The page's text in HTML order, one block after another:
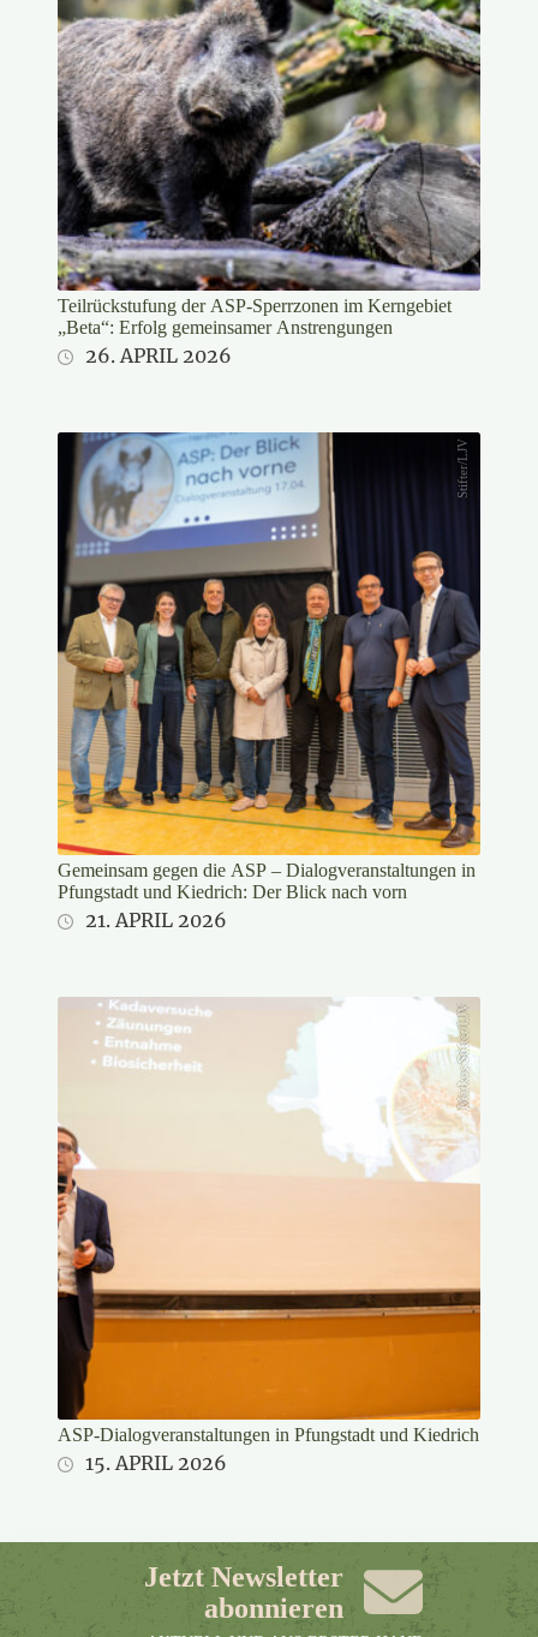
Teilrückstufung der ASP-Sperrzonen im Kerngebiet
„Beta“: Erfolg gemeinsamer Anstrengungen
26. APRIL 2026
Stifter/LJV
Gemeinsam gegen die ASP – Dialogveranstaltungen in
Pfungstadt und Kiedrich: Der Blick nach vorn
21. APRIL 2026
Markus Stifter/LJV
ASP-Dialogveranstaltungen in Pfungstadt und Kiedrich
15. APRIL 2026
Jetzt Newsletter
abonnieren